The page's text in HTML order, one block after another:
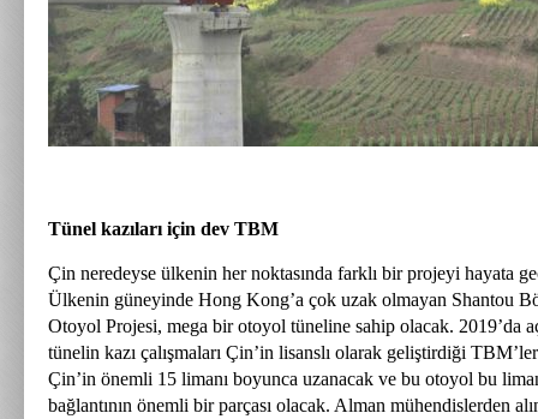
Tünel kazıları için dev TBM
Çin neredeyse ülkenin her noktasında farklı bir projeyi hayata
Ülkenin güneyinde Hong Kong’a çok uzak olmayan Shantou
Otoyol Projesi, mega bir otoyol tüneline sahip olacak. 2019’da
tünelin kazı çalışmaları Çin’in lisanslı olarak geliştirdiği
Çin’in önemli 15 limanı boyunca uzanacak ve bu otoyol bu
bağlantının önemli bir parçası olacak. Alman mühendislerden